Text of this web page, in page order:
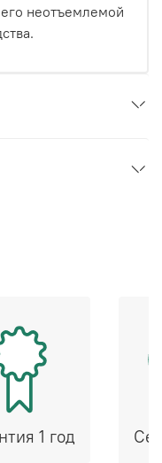
неотъемлемой
1 год